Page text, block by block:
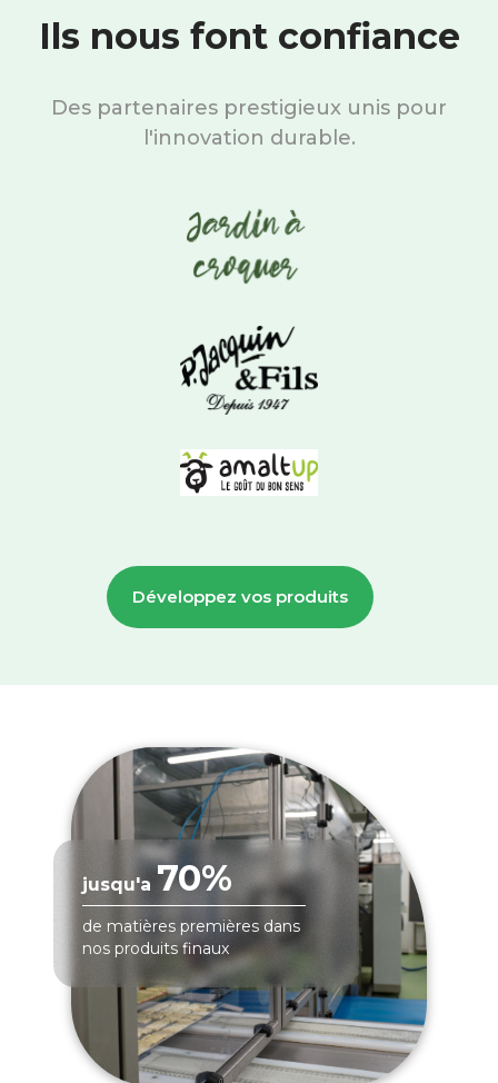
Ils nous font confiance
Des partenaires prestigieux unis pour
l'innovation durable.
Développez vos produits
jusqu'a 70%
de matières premières dans
nos produits finaux